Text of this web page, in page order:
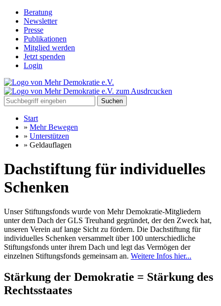
Beratung
Newsletter
Presse
Publikationen
Mitglied werden
Jetzt spenden
Login
Suchen
Start
» Mehr Bewegen
» Unterstützen
» Geldauflagen
Dachstiftung für individuelles
Schenken
Unser Stiftungsfonds wurde von Mehr Demokratie-Mitgliedern
unter dem Dach der GLS Treuhand gegründet, der den Zweck hat,
unseren Verein auf lange Sicht zu fördern. Die Dachstiftung für
individuelles Schenken versammelt über 100 unterschiedliche
Stiftungsfonds unter ihrem Dach und legt das Vermögen der
einzelnen Stiftungsfonds gemeinsam an. Weitere Infos hier...
Stärkung der Demokratie = Stärkung des
Rechtsstaates